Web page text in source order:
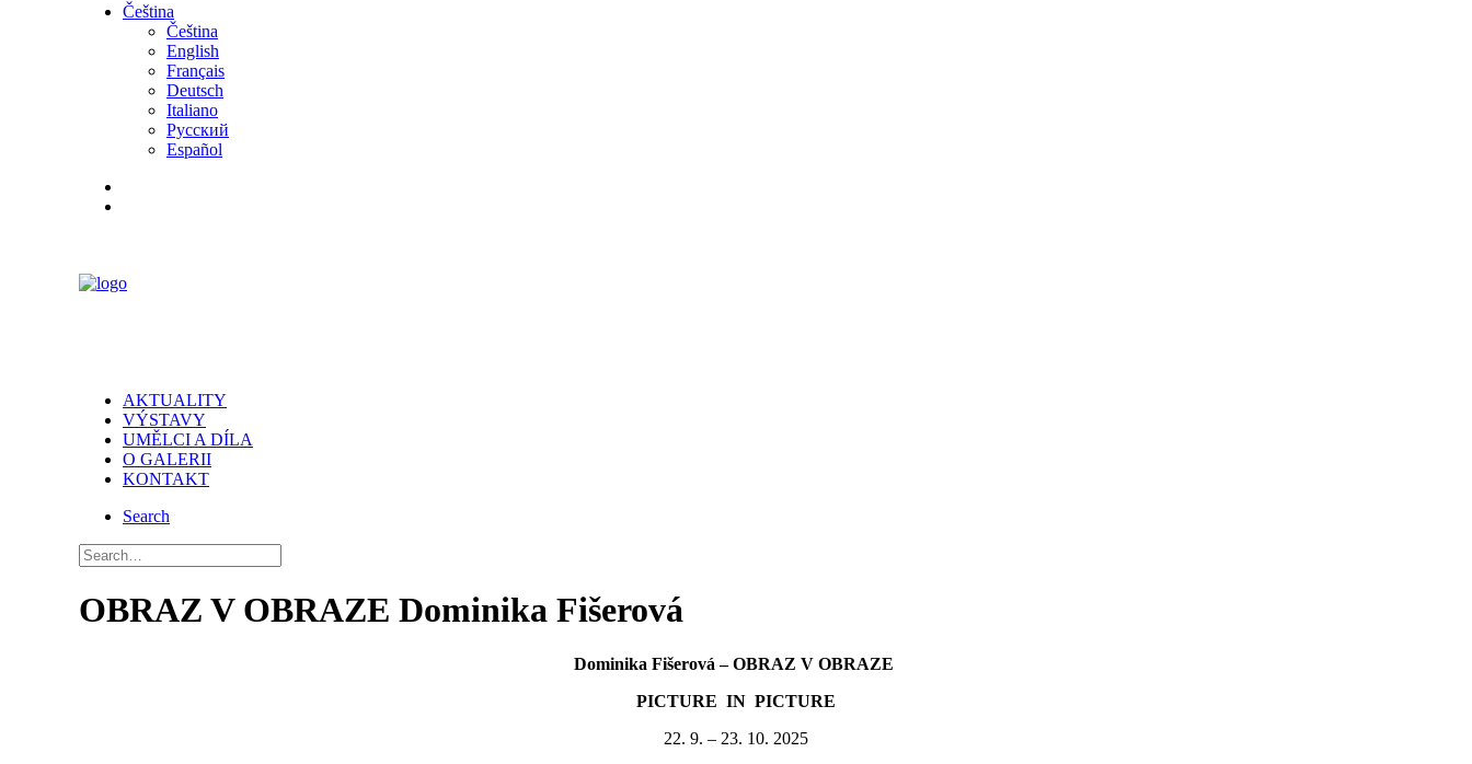
Čeština‎
Čeština‎
English
Français
Deutsch
Italiano
Русский
Español
AKTUALITY
VÝSTAVY
UMĚLCI A DÍLA
O GALERII
KONTAKT
Search
OBRAZ V OBRAZE Dominika Fišerová
Dominika Fišerová – OBRAZ V OBRAZE
PICTURE IN PICTURE
22. 9. – 23. 10. 2025